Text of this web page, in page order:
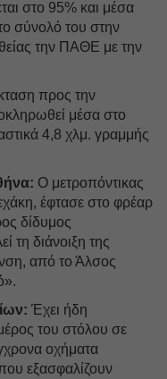
στο 95% και μέσα
σύνολό του στην
την ΠΑΘΕ με την
προς την
μέσα στο
4,8 χλμ. γραμμής
Ο μετροπόντικας
έφτασε στο φρέαρ
δίδυμος
τη διάνοιξη της
από το Άλσος
Έχει ήδη
του στόλου σε
οχήματα
εξασφαλίζουν